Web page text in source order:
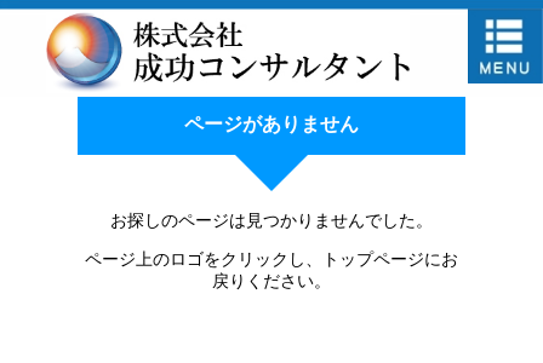
ページがありません
お探しのページは見つかりませんでした。
ページ上のロゴをクリックし、トップページにお
戻りください。